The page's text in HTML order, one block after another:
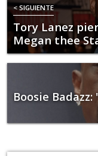
< SIGUIENTE
Tory Lanez
Megan thee
Boosie